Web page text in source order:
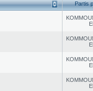
Partis